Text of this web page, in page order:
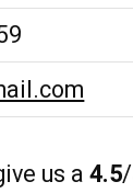
us a4.5/